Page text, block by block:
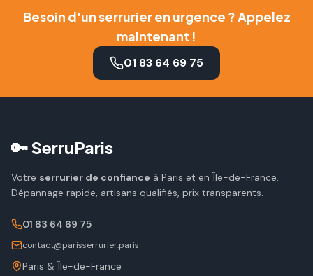
Besoin d'un serrurier en urgence ? Appelez
maintenant !
01 83 64 69 75
🔑 SerruParis
Votre serrurier de confiance à Paris et en Île-de-France.
Dépannage rapide, artisans qualifiés, prix transparents.
01 83 64 69 75
contact@parisserrurier.paris
Paris & Île-de-France